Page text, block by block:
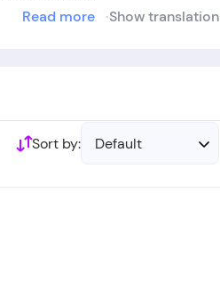
Read more Show translation
Sort by: Default